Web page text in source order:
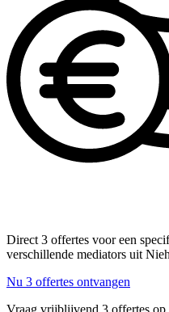
Direct 3 offertes voor een
verschillende mediators uit
Nu 3 offertes ontvangen
Vraag vrijblijvend 3 offertes